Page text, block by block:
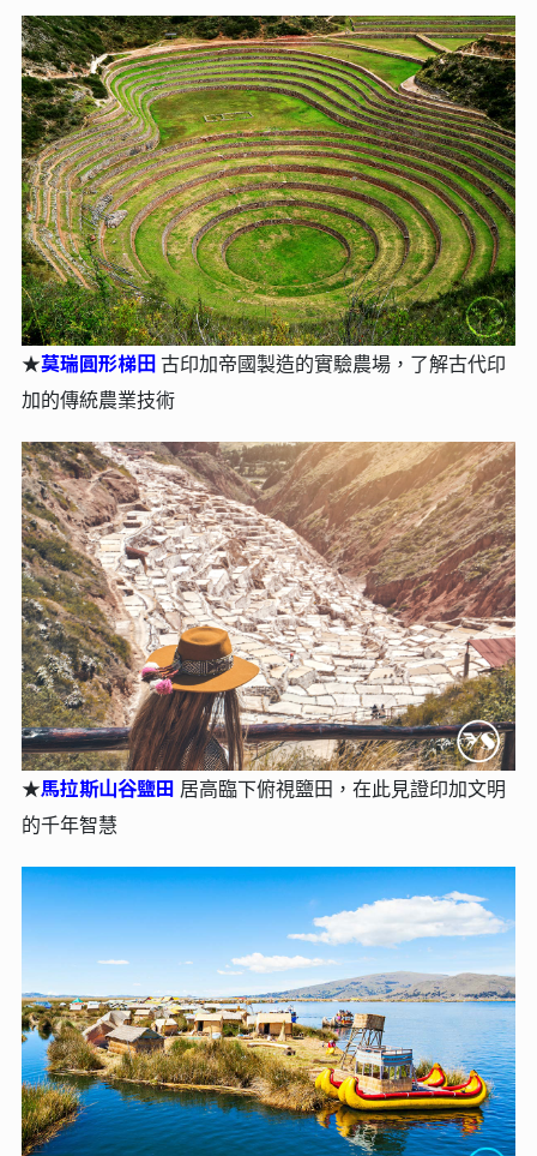
★莫瑞圓形梯⽥ 古印加帝國製造的實驗農場，了解古代印
加的傳統農業技術
★馬拉斯⼭⾕鹽田 居⾼臨下俯視鹽⽥，在此見證印加文明
的千年智慧